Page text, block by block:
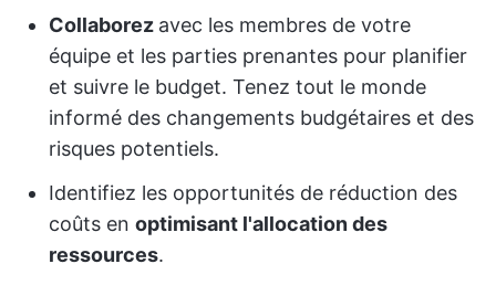
Collaborez avec les membres de votre
équipe et les parties prenantes pour planifier
et suivre le budget. Tenez tout le monde
informé des changements budgétaires et des
risques potentiels.
Identifiez les opportunités de réduction des
coûts en optimisant l'allocation des
ressources.